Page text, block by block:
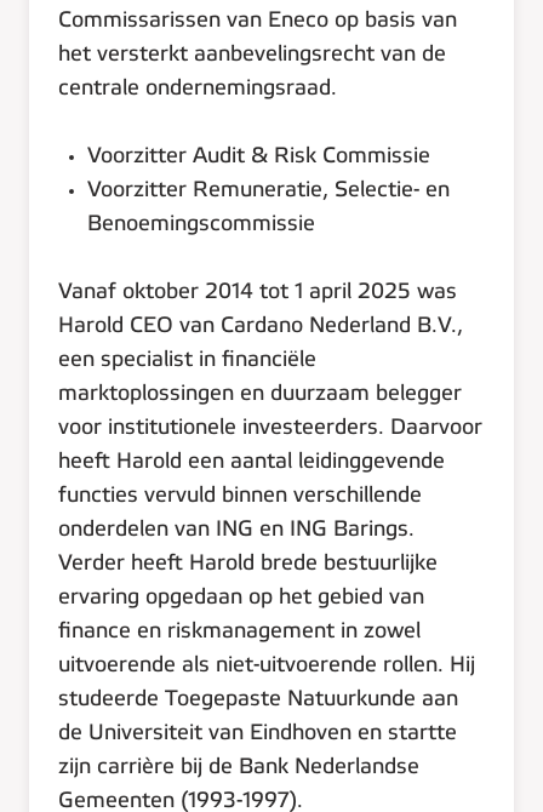
Commissarissen van Eneco op basis van
het versterkt aanbevelingsrecht van de
centrale ondernemingsraad.
Voorzitter Audit & Risk Commissie
Voorzitter Remuneratie, Selectie- en
Benoemingscommissie
Vanaf oktober 2014 tot 1 april 2025 was
Harold CEO van Cardano Nederland B.V.,
een specialist in financiële
marktoplossingen en duurzaam belegger
voor institutionele investeerders. Daarvoor
heeft Harold een aantal leidinggevende
functies vervuld binnen verschillende
onderdelen van ING en ING Barings.
Verder heeft Harold brede bestuurlijke
ervaring opgedaan op het gebied van
finance en riskmanagement in zowel
uitvoerende als niet-uitvoerende rollen. Hij
studeerde Toegepaste Natuurkunde aan
de Universiteit van Eindhoven en startte
zijn carrière bij de Bank Nederlandse
Gemeenten (1993-1997).